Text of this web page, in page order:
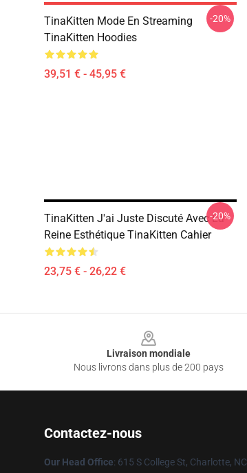
TinaKitten Mode En Streaming
TinaKitten Hoodies
39,51 € - 45,95 €
-20%
TinaKitten J'ai Juste Discuté Avec La
Reine Esthétique TinaKitten Cahier
23,75 € - 26,22 €
-20%
Livraison mondiale
Nous livrons dans plus de 200 pays
Contactez-nous
Our Head Office: 615 S College St, Charlotte, NC